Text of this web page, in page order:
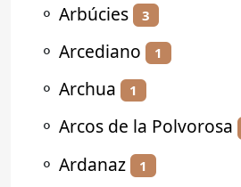
⚬ Arbúcies 3
⚬ Arcediano 1
⚬ Archua 1
⚬ Arcos de la Polvorosa
⚬ Ardanaz 1